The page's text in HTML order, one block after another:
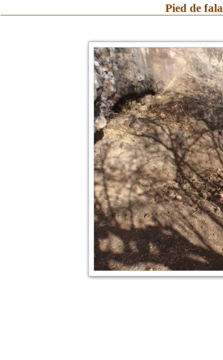
Pied de